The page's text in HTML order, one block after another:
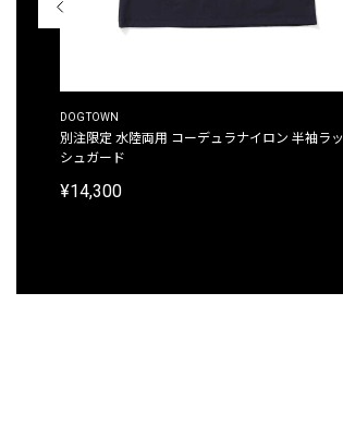
DOGTOWN
別注限定 水陸両用 コーデュラナイロン 半袖ラッ
シュガード
¥14,300